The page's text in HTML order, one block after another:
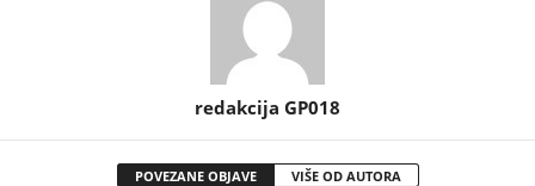
redakcija GP018
POVEZANE OBJAVE VIŠE OD AUTORA